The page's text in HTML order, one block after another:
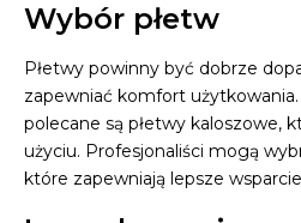
Wybór płetw
Płetwy powinny być dobrze
zapewniać komfort
polecane są płetwy kaloszowe,
użyciu. Profesjonaliści mogą
które zapewniają lepsze